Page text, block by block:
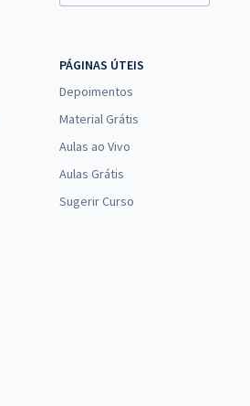
PÁGINAS ÚTEIS
Depoimentos
Material Grátis
Aulas ao Vivo
Aulas Grátis
Sugerir Curso